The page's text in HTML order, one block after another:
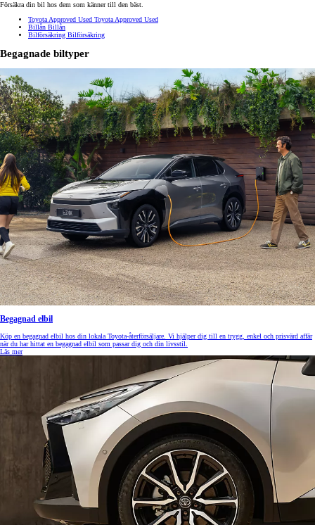
Försäkra din bil hos dem som känner till den bäst.
Toyota Approved Used Toyota Approved Used
Billån Billån
Bilförsäkring Bilförsäkring
Begagnade biltyper
Begagnad elbil
Köp en begagnad elbil hos din lokala Toyota-återförsäljare. Vi hjälper dig till en trygg, enkel och prisvärd affär
när du har hittat en begagnad elbil som passar dig och din livsstil.
Läs mer